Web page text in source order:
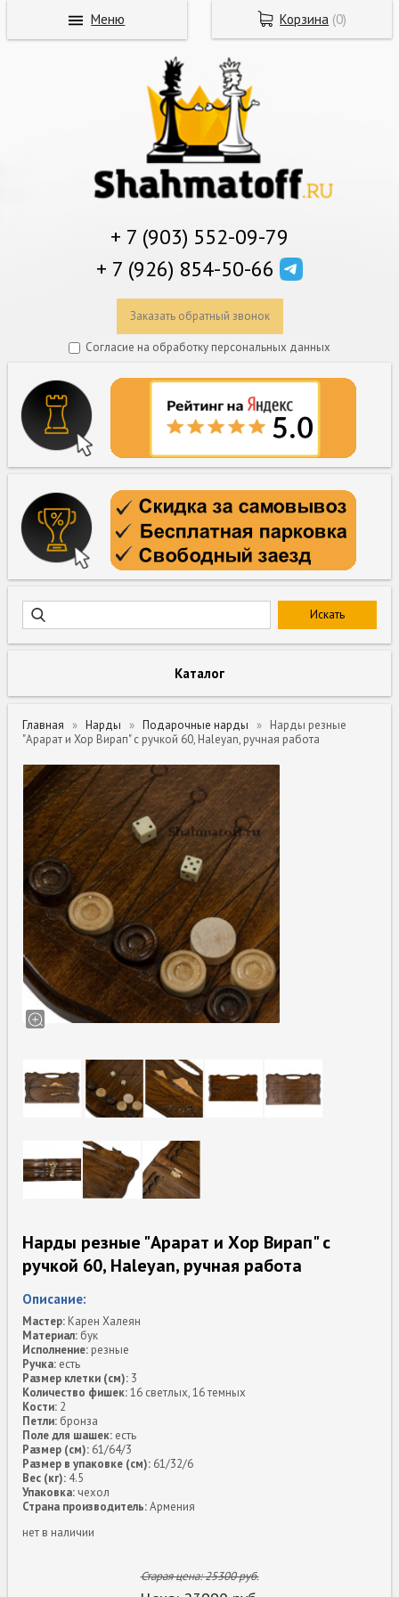
+ 7 (903) 552-09-79
+ 7 (926) 854-50-66
Заказать обратный звонок
Согласие на обработку персональных данных
Каталог
Главная Нарды Подарочные нарды
Нарды резные
"Арарат и Хор Вирап" с ручкой 60, Haleyan, ручная работа
Нарды резные "Арарат и Хор Вирап" с
ручкой 60, Haleyan, ручная работа
Описание:
Мастер: Карен Халеян
Материал: бук
Исполнение: резные
Ручка: есть
Размер клетки (см): 3
Количество фишек:16 светлых, 16 темных
Кости: 2
Петли: бронза
Поле для шашек: есть
Размер (см): 61/64/3
Размер в упаковке (см): 61/32/6
Вес (кг): 4.5
Упаковка: чехол
Страна производитель:Армения
нет в наличии
Старая цена:25300руб.
Корзина (0)
Меню